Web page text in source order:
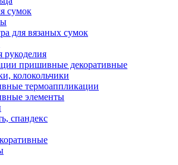
сумок
для вязаных сумок
рукоделия
пришивные декоративные
колокольчики
термоаппликации
элементы
спандекс